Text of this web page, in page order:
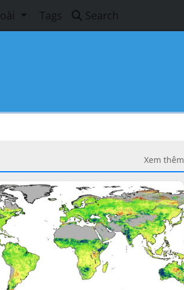
Tags Search
Xem thêm